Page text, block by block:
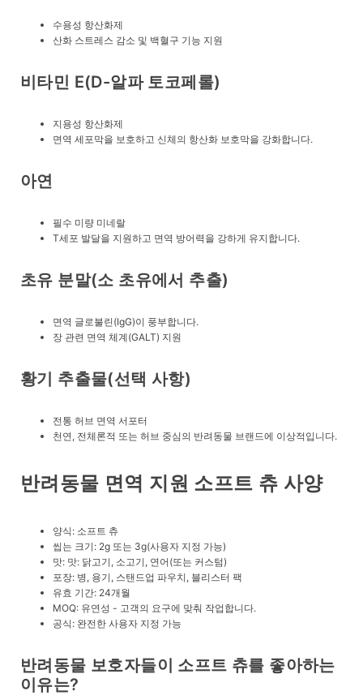
수용성 항산화제
산화 스트레스 감소 및 백혈구 기능 지원
비타민 E(d-알파 토코페롤)
지용성 항산화제
면역 세포막을 보호하고 신체의 항산화 보호막을 강화합니다.
아연
필수 미량 미네랄
T세포 발달을 지원하고 면역 방어력을 강하게 유지합니다.
초유 분말(소 초유에서 추출)
면역 글로불린(IgG)이 풍부합니다.
장 관련 면역 체계(GALT) 지원
황기 추출물(선택 사항)
전통 허브 면역 서포터
천연, 전체론적 또는 허브 중심의 반려동물 브랜드에 이상적입니다.
반려동물 면역 지원 소프트 츄 사양
양식: 소프트 츄
씹는 크기: 2g 또는 3g(사용자 지정 가능)
맛: 맛: 닭고기, 소고기, 연어(또는 커스텀)
포장: 병, 용기, 스탠드업 파우치, 블리스터 팩
유효 기간: 24개월
MOQ: 유연성 - 고객의 요구에 맞춰 작업합니다.
공식: 완전한 사용자 지정 가능
반려동물 보호자들이 소프트 츄를 좋아하는
이유는?